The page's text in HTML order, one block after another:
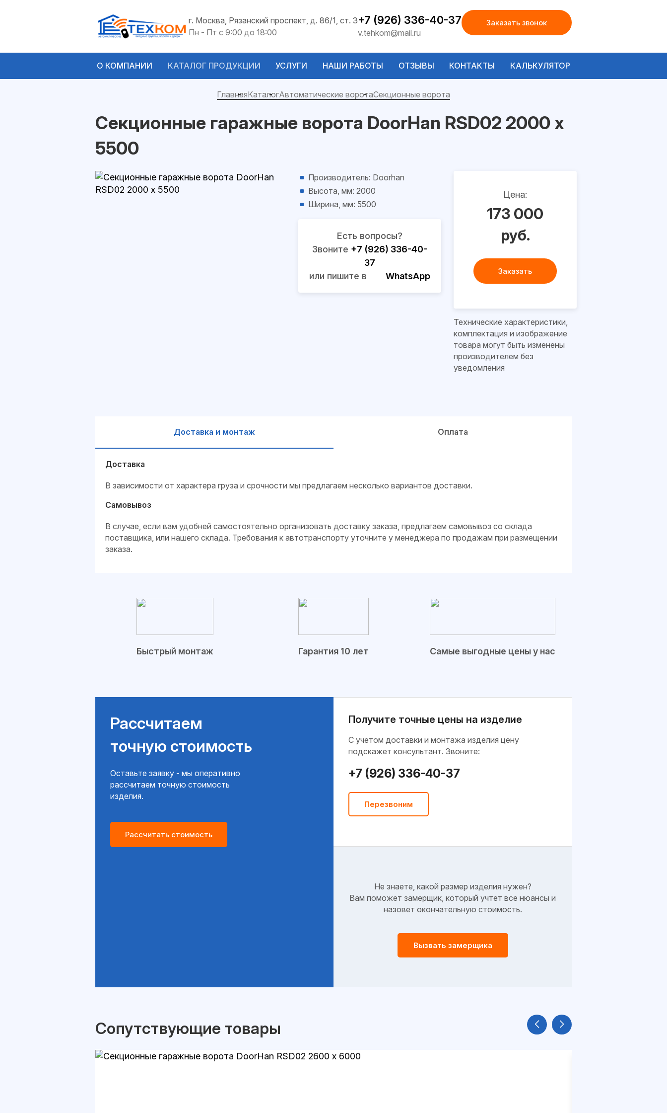
г. Москва, Рязанский проспект, д. 86/1, ст. 3
Пн - Пт с 9:00 до 18:00
+7 (926) 336-40-37
v.tehkom@mail.ru
Заказать звонок
О КОМПАНИИ КАТАЛОГ ПРОДУКЦИИ УСЛУГИ НАШИ РАБОТЫ ОТЗЫВЫ КОНТАКТЫ КАЛЬКУЛЯТОР
ГлавнаяКаталогАвтоматические воротаСекционные ворота
Секционные гаражные ворота DoorHan RSD02 2000 х
5500
Производитель: Doorhan
Высота, мм: 2000
Ширина, мм: 5500
Есть вопросы?
Звоните +7 (926) 336-40-
37
или пишите в
WhatsApp
Цена:
173 000
руб.
Заказать
Технические характеристики,
комплектация и изображение
товара могут быть изменены
производителем без
уведомления
Доставка и монтаж Оплата
Доставка
В зависимости от характера груза и срочности мы предлагаем несколько вариантов доставки.
Самовывоз
В случае, если вам удобней самостоятельно организовать доставку заказа, предлагаем самовывоз со склада
поставщика, или нашего склада. Требования к автотранспорту уточните у менеджера по продажам при размещении
заказа.
Быстрый монтаж Гарантия 10 лет Самые выгодные цены у нас
Рассчитаем
точную стоимость
Оставьте заявку - мы оперативно
рассчитаем точную стоимость
изделия.
Рассчитать стоимость
Получите точные цены на изделие
C учетом доставки и монтажа изделия цену
подскажет консультант. Звоните:
+7 (926) 336-40-37
Перезвоним
Не знаете, какой размер изделия нужен?
Вам поможет замерщик, который учтет все нюансы и
назовет окончательную стоимость.
Вызвать замерщика
Сопутствующие товары